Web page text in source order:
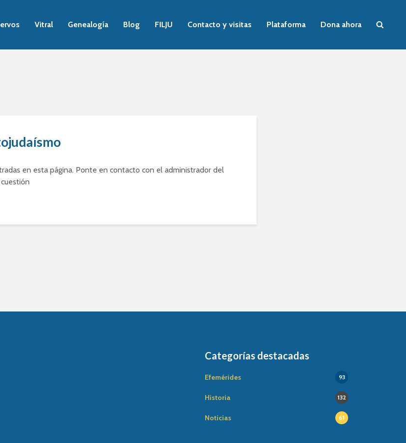
Vitral Genealogía Blog FILJU Contacto y visitas Plataforma Dona ahora
en esta página. Ponte en contacto con el administrador del
Categorías destacadas
Efemérides 93
Historia 132
Noticias 61